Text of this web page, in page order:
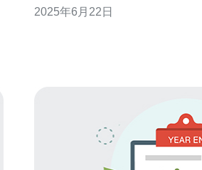
Godaddy香港云服务器采用先进
2025年6月22日